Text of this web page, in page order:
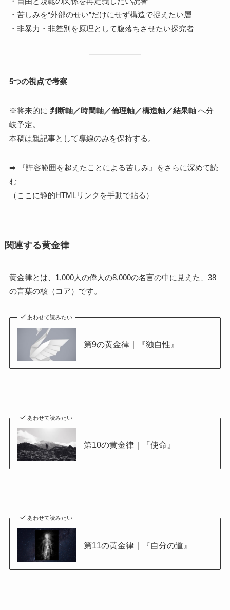
・苦しみを“外部のせい”だけにせず構造で捉えたい層
・非暴力・非差別を原理として腹落ちさせたい探究者
5つの視点で考察
※将来的に 判断軸／時間軸／倫理軸／構造軸／結果軸へ分
岐予定。
本稿は親記事として導線のみを保持する。
➡ 『許容範囲を超えたことによる苦しみ』をさらに深めて読
む
（ここに静的HTMLリンクを手動で貼る）
関連する黄金律
黄金律とは、1,000人の偉人の8,000の名言の中に見えた、38
の言葉の核（コア）です。
あわせて読みたい
第9の黄金律｜『独自性』
あわせて読みたい
第10の黄金律｜『使命』
あわせて読みたい
第11の黄金律｜『自分の道』